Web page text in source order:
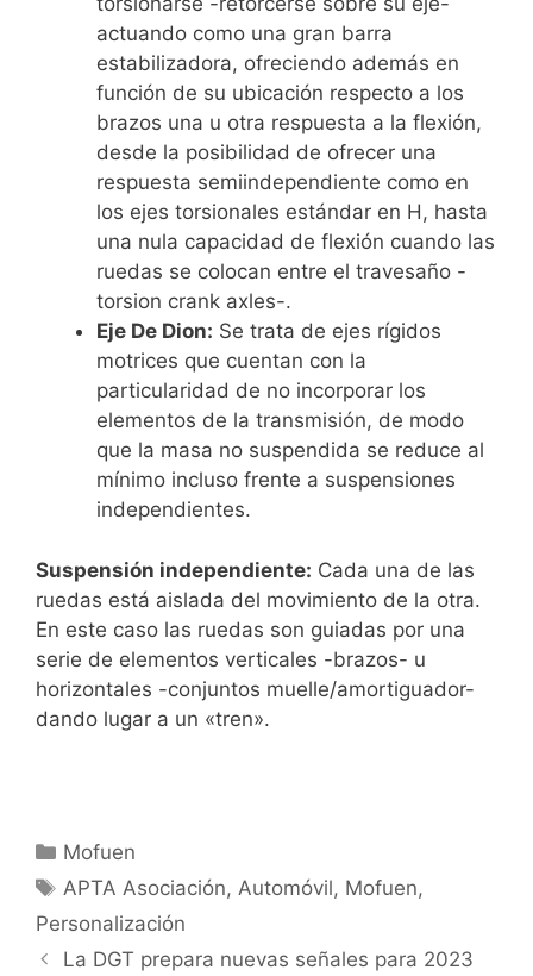
actuando como una gran barra
estabilizadora, ofreciendo además en
función de su ubicación respecto a los
brazos una u otra respuesta a la flexión,
desde la posibilidad de ofrecer una
respuesta semiindependiente como en
los ejes torsionales estándar en H, hasta
una nula capacidad de flexión cuando las
ruedas se colocan entre el travesaño -
torsion crank axles-.
Eje De Dion: Se trata de ejes rígidos
motrices que cuentan con la
particularidad de no incorporar los
elementos de la transmisión, de modo
que la masa no suspendida se reduce al
mínimo incluso frente a suspensiones
independientes.
Suspensión independiente: Cada una de las
ruedas está aislada del movimiento de la otra.
En este caso las ruedas son guiadas por una
serie de elementos verticales -brazos- u
horizontales -conjuntos muelle/amortiguador-
dando lugar a un «tren».
Mofuen
APTA Asociación,Automóvil, Mofuen,
Personalización
La DGT prepara nuevas señales para 2023